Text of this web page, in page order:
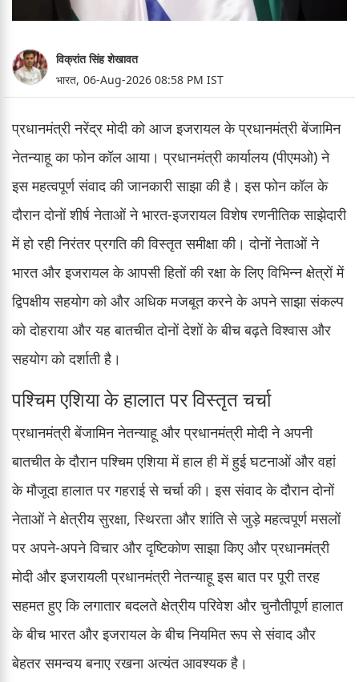
विक्रांत सिंह शेखावत
भारत, 06-Aug-2026 08:58 PM IST
प्रधानमंत्री नरेंद्र मोदी को आज इजरायल के प्रधानमंत्री बेंजामिन
नेतन्याहू का फोन कॉल आया। प्रधानमंत्री कार्यालय (पीएमओ) ने
इस महत्वपूर्ण संवाद की जानकारी साझा की है। इस फोन कॉल के
दौरान दोनों शीर्ष नेताओं ने भारत-इजरायल विशेष रणनीतिक साझेदारी
में हो रही निरंतर प्रगति की विस्तृत समीक्षा की। दोनों नेताओं ने
भारत और इजरायल के आपसी हितों की रक्षा के लिए विभिन्न क्षेत्रों में
द्विपक्षीय सहयोग को और अधिक मजबूत करने के अपने साझा संकल्प
को दोहराया और यह बातचीत दोनों देशों के बीच बढ़ते विश्वास और
सहयोग को दर्शाती है।
पश्चिम एशिया के हालात पर विस्तृत चर्चा
प्रधानमंत्री बेंजामिन नेतन्याहू और प्रधानमंत्री मोदी ने अपनी
बातचीत के दौरान पश्चिम एशिया में हाल ही में हुई घटनाओं और वहां
के मौजूदा हालात पर गहराई से चर्चा की। इस संवाद के दौरान दोनों
नेताओं ने क्षेत्रीय सुरक्षा, स्थिरता और शांति से जुड़े महत्वपूर्ण मसलों
पर अपने-अपने विचार और दृष्टिकोण साझा किए और प्रधानमंत्री
मोदी और इजरायली प्रधानमंत्री नेतन्याहू इस बात पर पूरी तरह
सहमत हुए कि लगातार बदलते क्षेत्रीय परिवेश और चुनौतीपूर्ण हालात
के बीच भारत और इजरायल के बीच नियमित रूप से संवाद और
बेहतर समन्वय बनाए रखना अत्यंत आवश्यक है।